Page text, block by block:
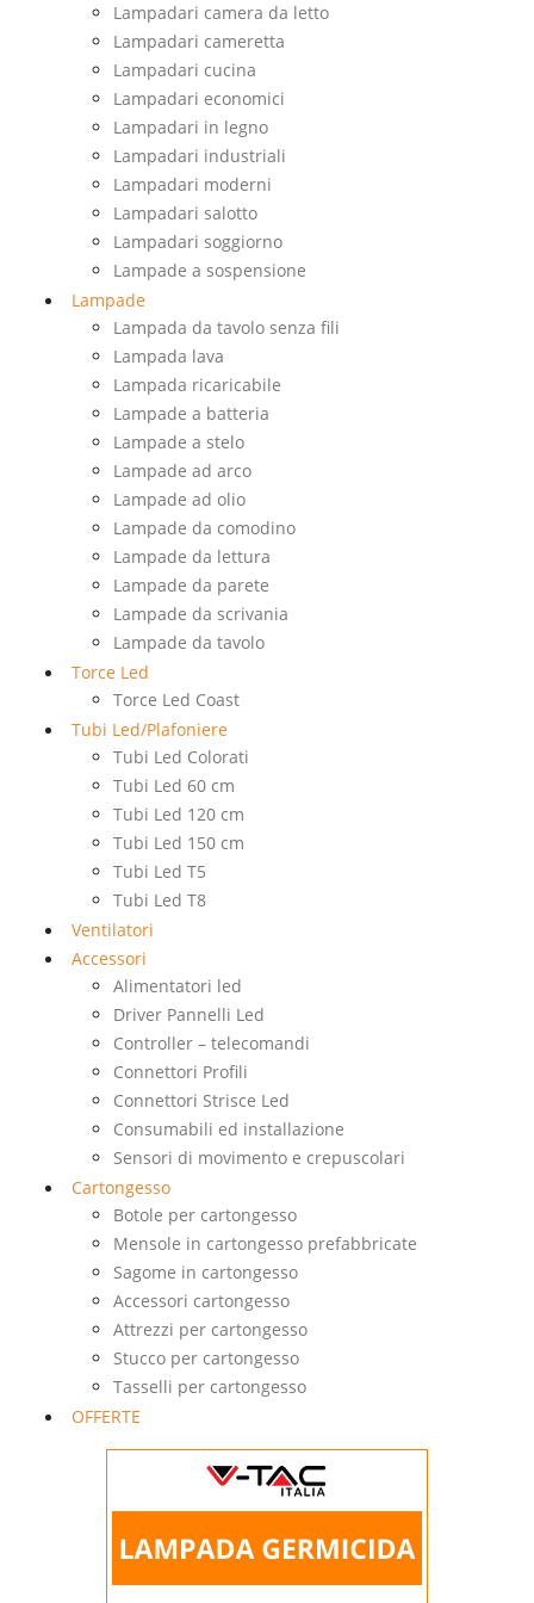
Lampadari camera da letto
Lampadari cameretta
Lampadari cucina
Lampadari economici
Lampadari in legno
Lampadari industriali
Lampadari moderni
Lampadari salotto
Lampadari soggiorno
Lampade a sospensione
Lampade
Lampada da tavolo senza fili
Lampada lava
Lampada ricaricabile
Lampade a batteria
Lampade a stelo
Lampade ad arco
Lampade ad olio
Lampade da comodino
Lampade da lettura
Lampade da parete
Lampade da scrivania
Lampade da tavolo
Torce Led
Torce Led Coast
Tubi Led/Plafoniere
Tubi Led Colorati
Tubi Led 60 cm
Tubi Led 120 cm
Tubi Led 150 cm
Tubi Led T5
Tubi Led T8
Ventilatori
Accessori
Alimentatori led
Driver Pannelli Led
Controller – telecomandi
Connettori Profili
Connettori Strisce Led
Consumabili ed installazione
Sensori di movimento e crepuscolari
Cartongesso
Botole per cartongesso
Mensole in cartongesso prefabbricate
Sagome in cartongesso
Accessori cartongesso
Attrezzi per cartongesso
Stucco per cartongesso
Tasselli per cartongesso
OFFERTE